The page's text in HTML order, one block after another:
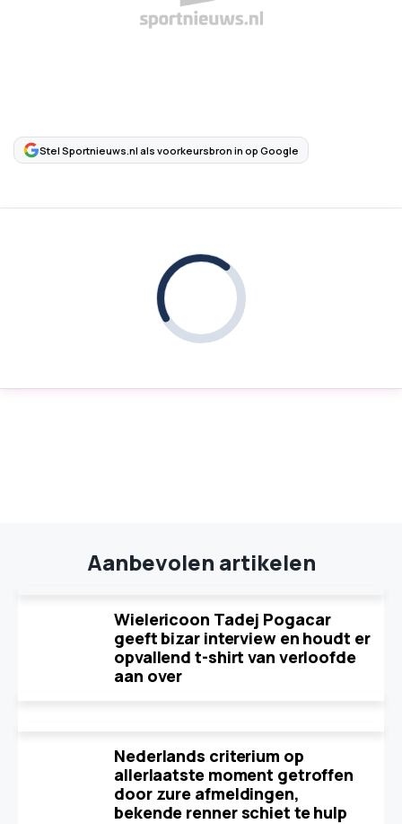
Stel Sportnieuws.nl als voorkeursbron in op Google
Aanbevolen artikelen
Wielericoon Tadej Pogacar
geeft bizar interview en houdt er
opvallend t-shirt van verloofde
aan over
Nederlands criterium op
allerlaatste moment getroffen
door zure afmeldingen,
bekende renner schiet te hulp